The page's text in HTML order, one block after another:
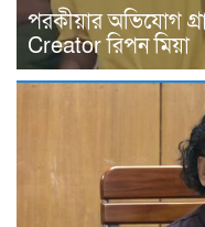
পরকীয়ার অভিযোগ
Creator রিপন মিয়া